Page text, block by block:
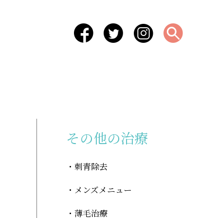
その他の治療
刺青除去
メンズメニュー
薄毛治療